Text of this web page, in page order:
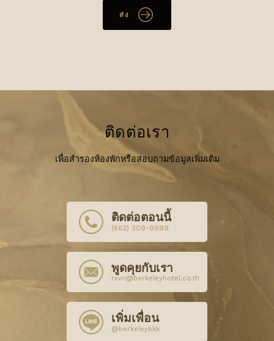
ติดต่อเรา
เพื่อสำรองห้องพักหรือสอบถามข้อมูลเพิ่มเติม
ติดต่อตอนนี้
(662) 309-9999
พูดคุยกับเรา
rsvn@berkeleyhotel.co.th
เพิ่มเพื่อน
@berkeleybkk